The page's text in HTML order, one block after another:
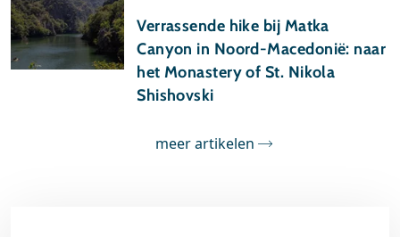
Verrassende hike bij Matka
Canyon in Noord-Macedonië: naar
het Monastery of St. Nikola
Shishovski
meer artikelen